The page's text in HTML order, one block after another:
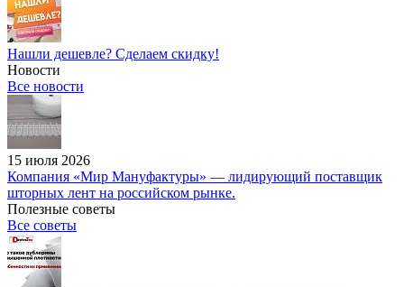
Нашли дешевле? Сделаем скидку!
Новости
Все новости
15 июля 2026
Компания «Мир Мануфактуры» — лидирующий поставщик
шторных лент на российском рынке.
Полезные советы
Все советы